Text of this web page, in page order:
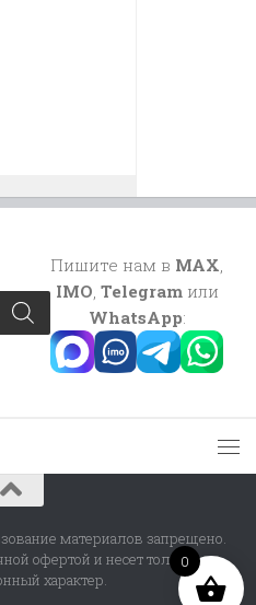
Пишите нам в MAX
IMO Telegramили
WhatsApp:
материалов запрещено.
офертой и несет только
характер.
0